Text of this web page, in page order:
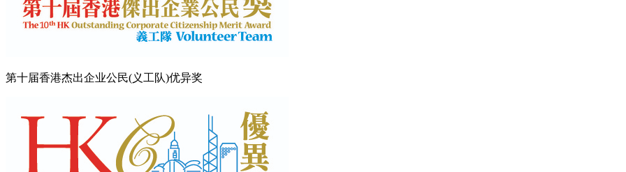
第十届香港杰出企业公民(义工队)优异奖